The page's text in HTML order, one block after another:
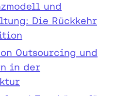
und
Die Rückkehr
Outsourcing und
in der